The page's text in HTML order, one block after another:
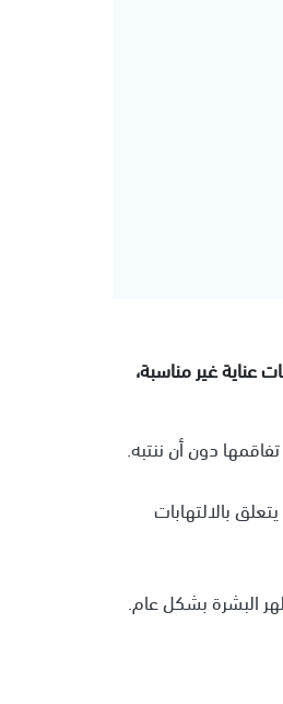
عناية غير مناسبة،
دون أن ننتبه.
بالالتهابات
البشرة بشكل عام.